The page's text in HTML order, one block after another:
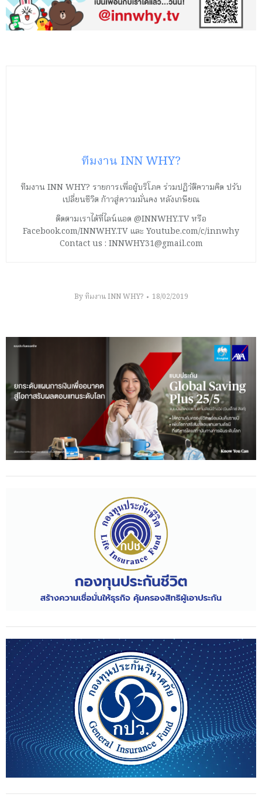
ทีมงาน INN WHY?
ทีมงาน INN WHY? รายการเพื่อผู้บริโภค ร่วมปฏิวัติความคิด ปรับ
เปลี่ยนชีวิต ก้าวสู่ความมั่นคง หลังเกษียณ
ติดตามเราได้ที่ไลน์แอด @INNWHY.TV หรือ
Facebook.com/INNWHY.TV และ Youtube.com/c/innwhy
Contact us : INNWHY31@gmail.com
Byทีมงาน INN WHY? 18/02/2019